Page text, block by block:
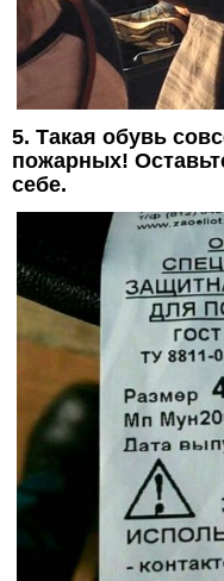
5. Такая обувь
пожарных!
себе.